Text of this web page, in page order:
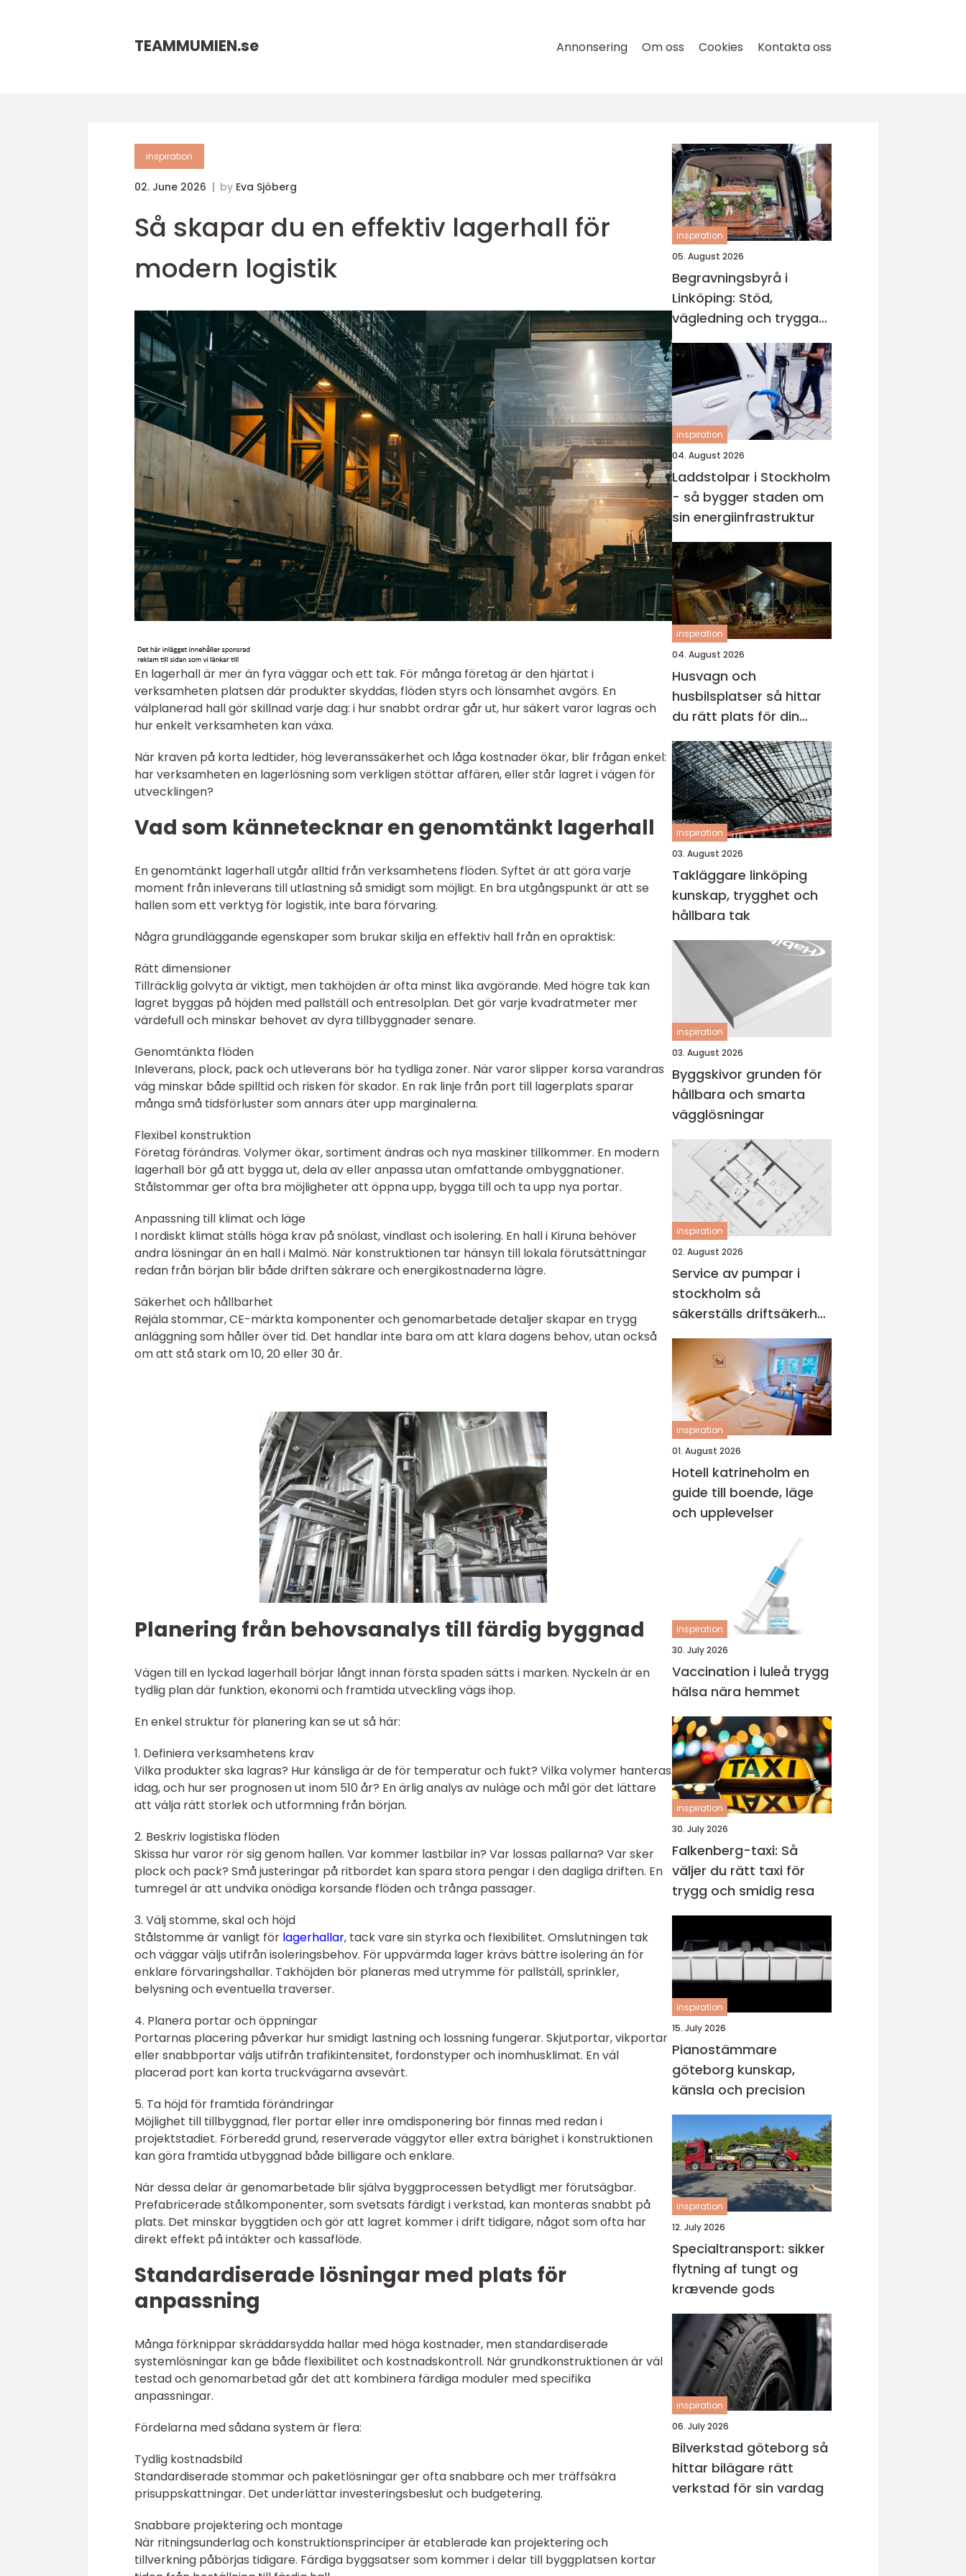
TEAMMUMIEN.se Annonsering Om oss Cookies Kontakta oss
inspiration
02. June 2026 by Eva Sjöberg
Så skapar du en effektiv lagerhall för
modern logistik
En lagerhall är mer än fyra väggar och ett tak. För många företag är den hjärtat i
verksamheten platsen där produkter skyddas, flöden styrs och lönsamhet avgörs. En
välplanerad hall gör skillnad varje dag: i hur snabbt ordrar går ut, hur säkert varor lagras och
hur enkelt verksamheten kan växa.
När kraven på korta ledtider, hög leveranssäkerhet och låga kostnader ökar, blir frågan enkel:
har verksamheten en lagerlösning som verkligen stöttar affären, eller står lagret i vägen för
utvecklingen?
Vad som kännetecknar en genomtänkt lagerhall
En genomtänkt lagerhall utgår alltid från verksamhetens flöden. Syftet är att göra varje
moment från inleverans till utlastning så smidigt som möjligt. En bra utgångspunkt är att se
hallen som ett verktyg för logistik, inte bara förvaring.
Några grundläggande egenskaper som brukar skilja en effektiv hall från en opraktisk:
Rätt dimensioner
Tillräcklig golvyta är viktigt, men takhöjden är ofta minst lika avgörande. Med högre tak kan
lagret byggas på höjden med pallställ och entresolplan. Det gör varje kvadratmeter mer
värdefull och minskar behovet av dyra tillbyggnader senare.
Genomtänkta flöden
Inleverans, plock, pack och utleverans bör ha tydliga zoner. När varor slipper korsa varandras
väg minskar både spilltid och risken för skador. En rak linje från port till lagerplats sparar
många små tidsförluster som annars äter upp marginalerna.
Flexibel konstruktion
Företag förändras. Volymer ökar, sortiment ändras och nya maskiner tillkommer. En modern
lagerhall bör gå att bygga ut, dela av eller anpassa utan omfattande ombyggnationer.
Stålstommar ger ofta bra möjligheter att öppna upp, bygga till och ta upp nya portar.
Anpassning till klimat och läge
I nordiskt klimat ställs höga krav på snölast, vindlast och isolering. En hall i Kiruna behöver
andra lösningar än en hall i Malmö. När konstruktionen tar hänsyn till lokala förutsättningar
redan från början blir både driften säkrare och energikostnaderna lägre.
Säkerhet och hållbarhet
Rejäla stommar, CE-märkta komponenter och genomarbetade detaljer skapar en trygg
anläggning som håller över tid. Det handlar inte bara om att klara dagens behov, utan också
om att stå stark om 10, 20 eller 30 år.
Planering från behovsanalys till färdig byggnad
Vägen till en lyckad lagerhall börjar långt innan första spaden sätts i marken. Nyckeln är en
tydlig plan där funktion, ekonomi och framtida utveckling vägs ihop.
En enkel struktur för planering kan se ut så här:
1. Definiera verksamhetens krav
Vilka produkter ska lagras? Hur känsliga är de för temperatur och fukt? Vilka volymer hanteras
idag, och hur ser prognosen ut inom 510 år? En ärlig analys av nuläge och mål gör det lättare
att välja rätt storlek och utformning från början.
2. Beskriv logistiska flöden
Skissa hur varor rör sig genom hallen. Var kommer lastbilar in? Var lossas pallarna? Var sker
plock och pack? Små justeringar på ritbordet kan spara stora pengar i den dagliga driften. En
tumregel är att undvika onödiga korsande flöden och trånga passager.
3. Välj stomme, skal och höjd
Stålstomme är vanligt för lagerhallar, tack vare sin styrka och flexibilitet. Omslutningen tak
och väggar väljs utifrån isoleringsbehov. För uppvärmda lager krävs bättre isolering än för
enklare förvaringshallar. Takhöjden bör planeras med utrymme för pallställ, sprinkler,
belysning och eventuella traverser.
4. Planera portar och öppningar
Portarnas placering påverkar hur smidigt lastning och lossning fungerar. Skjutportar, vikportar
eller snabbportar väljs utifrån trafikintensitet, fordonstyper och inomhusklimat. En väl
placerad port kan korta truckvägarna avsevärt.
5. Ta höjd för framtida förändringar
Möjlighet till tillbyggnad, fler portar eller inre omdisponering bör finnas med redan i
projektstadiet. Förberedd grund, reserverade väggytor eller extra bärighet i konstruktionen
kan göra framtida utbyggnad både billigare och enklare.
När dessa delar är genomarbetade blir själva byggprocessen betydligt mer förutsägbar.
Prefabricerade stålkomponenter, som svetsats färdigt i verkstad, kan monteras snabbt på
plats. Det minskar byggtiden och gör att lagret kommer i drift tidigare, något som ofta har
direkt effekt på intäkter och kassaflöde.
Standardiserade lösningar med plats för
anpassning
Många förknippar skräddarsydda hallar med höga kostnader, men standardiserade
systemlösningar kan ge både flexibilitet och kostnadskontroll. När grundkonstruktionen är väl
testad och genomarbetad går det att kombinera färdiga moduler med specifika
anpassningar.
Fördelarna med sådana system är flera:
Tydlig kostnadsbild
Standardiserade stommar och paketlösningar ger ofta snabbare och mer träffsäkra
prisuppskattningar. Det underlättar investeringsbeslut och budgetering.
Snabbare projektering och montage
När ritningsunderlag och konstruktionsprinciper är etablerade kan projektering och
tillverkning påbörjas tidigare. Färdiga byggsatser som kommer i delar till byggplatsen kortar
inspiration
05. August 2026
Begravningsbyrå i
Linköping: Stöd,
vägledning och trygga
val i en svår tid
inspiration
04. August 2026
Laddstolpar i Stockholm
- så bygger staden om
sin energiinfrastruktur
inspiration
04. August 2026
Husvagn och
husbilsplatser så hittar
du rätt plats för din
nästa resa
inspiration
03. August 2026
Takläggare linköping
kunskap, trygghet och
hållbara tak
inspiration
03. August 2026
Byggskivor grunden för
hållbara och smarta
vägglösningar
inspiration
02. August 2026
Service av pumpar i
stockholm så
säkerställs driftsäkerhet
och ekonomi
inspiration
01. August 2026
Hotell katrineholm en
guide till boende, läge
och upplevelser
inspiration
30. July 2026
Vaccination i luleå trygg
hälsa nära hemmet
inspiration
30. July 2026
Falkenberg-taxi: Så
väljer du rätt taxi för
trygg och smidig resa
inspiration
15. July 2026
Pianostämmare
göteborg kunskap,
känsla och precision
inspiration
12. July 2026
Specialtransport: sikker
flytning af tungt og
krævende gods
inspiration
06. July 2026
Bilverkstad göteborg så
hittar bilägare rätt
verkstad för sin vardag